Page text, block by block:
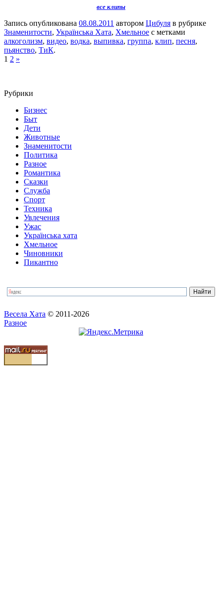
все клипы
Запись опубликована 08.08.2011 автором Цибуля в рубрике
Знаменитости, Українська Хата, Хмельное с метками
алкоголизм, видео, водка, выпивка, группа, клип, песня,
пьянство, ТиК.
1 2 »
Рубрики
Бизнес
Быт
Дети
Животные
Знаменитости
Политика
Разное
Романтика
Сказки
Служба
Спорт
Техника
Увлечения
Ужас
Українська хата
Хмельное
Чиновники
Пикантно
Весела Хата © 2011-2026
Разное